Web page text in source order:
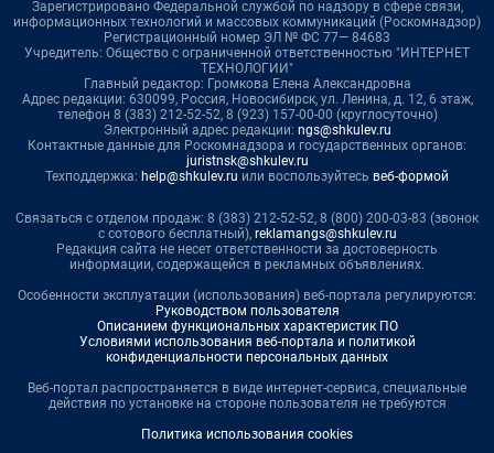
Зарегистрировано Федеральной службой по надзору в сфере связи,
информационных технологий и массовых коммуникаций (Роскомнадзор)
Регистрационный номер ЭЛ № ФС 77— 84683
Учредитель: Общество с ограниченной ответственностью "ИНТЕРНЕТ
ТЕХНОЛОГИИ"
Главный редактор: Громкова Елена Александровна
Адрес редакции: 630099, Россия, Новосибирск, ул. Ленина, д. 12, 6 этаж,
телефон 8 (383) 212-52-52, 8 (923) 157-00-00 (круглосуточно)
Электронный адрес редакции: ngs@shkulev.ru
Контактные данные для Роскомнадзора и государственных органов:
juristnsk@shkulev.ru
Техподдержка: help@shkulev.ru или воспользуйтесь веб-формой
Связаться с отделом продаж: 8 (383) 212-52-52, 8 (800) 200-03-83 (звонок
с сотового бесплатный), reklamangs@shkulev.ru
Редакция сайта не несет ответственности за достоверность
информации, содержащейся в рекламных объявлениях.
Особенности эксплуатации (использования) веб-портала регулируются:
Руководством пользователя
Описанием функциональных характеристик ПО
Условиями использования веб-портала и политикой
конфиденциальности персональных данных
Веб-портал распространяется в виде интернет-сервиса, специальные
действия по установке на стороне пользователя не требуются
Политика использования cookies